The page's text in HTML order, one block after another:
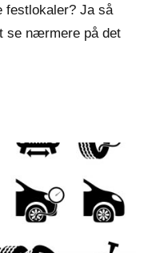
festlokaler? Ja så
se nærmere på det